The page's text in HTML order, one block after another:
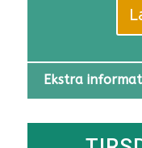
Ekstra